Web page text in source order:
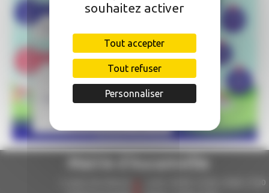
Lundi : 09:00–12:00, 14:00–17:00
souhaitez activer
Tout accepter
Tout refuser
Personnaliser